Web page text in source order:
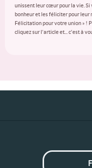
unissent leur cœur pour la vie.
bonheur et les féliciter pour leur
Félicitation pour votre union » !
cliquez sur l'article et... c'est à